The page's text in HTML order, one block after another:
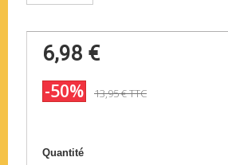
6,98 €
-50% 13,95 €TTC
Quantité